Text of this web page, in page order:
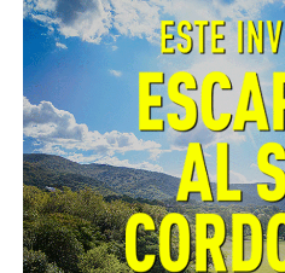
turismo, y destacó las
Punilla.
El encuentro contó con la
presidente de dicho clúster,
Palazzo; el rector de la
presidentes de las
Córdoba Turismo, Raúl
legisladores, intendentes,